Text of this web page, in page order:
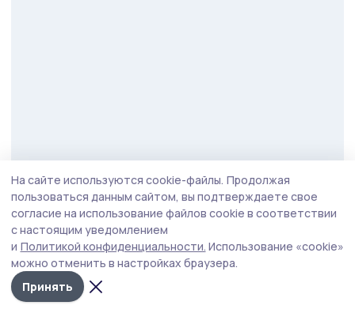
Фото: Алексей Бучнев
Также губернатор посетил плодопитомник
«Жердевский», где выращивают вишню,
яблоки, зерновые и подсолнечник. Продукция
реализуется со знаком «Тамбовская марка».
На сайте используются cookie-файлы. Продолжая
пользоваться данным сайтом, вы подтверждаете свое
согласие на использование файлов cookie в соответствии
с настоящим уведомлением
и Политикой конфиденциальности. Использование «cookie»
можно отменить в настройках браузера.
Принять